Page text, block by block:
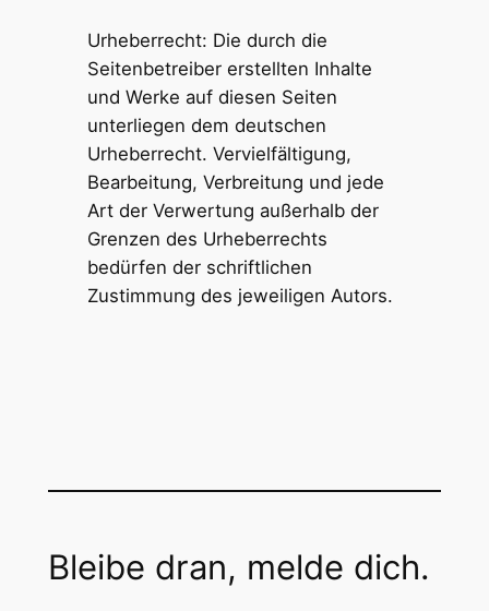
Urheberrecht: Die durch die
Seitenbetreiber erstellten Inhalte
und Werke auf diesen Seiten
unterliegen dem deutschen
Urheberrecht. Vervielfältigung,
Bearbeitung, Verbreitung und jede
Art der Verwertung außerhalb der
Grenzen des Urheberrechts
bedürfen der schriftlichen
Zustimmung des jeweiligen Autors.
Bleibe dran, melde dich.